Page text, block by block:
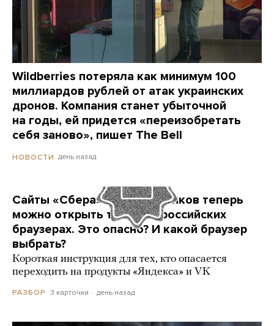
Wildberries потеряла как минимум 100
миллиардов рублей от атак украинских
дронов. Компания станет убыточной
на годы, ей придется «переизобретать
себя заново», пишет The Bell
НОВОСТИ день назад
Сайты «Сбера» и других банков теперь
можно открыть только в российских
браузерах. Это опасно? И какой браузер
выбрать?
Короткая инструкция для тех, кто опасается
переходить на продукты «Яндекса» и VK
РАЗБОР 3 карточки день назад